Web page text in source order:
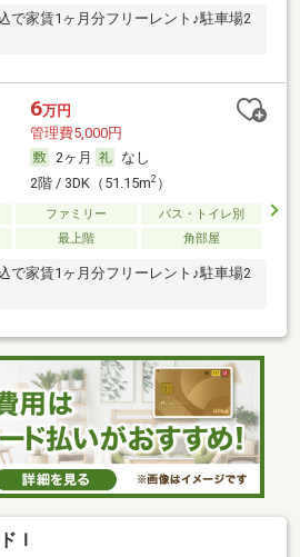
で家賃1ヶ月分フリーレント♪駐車場2
6万円
管理費5,000円
2ヶ月
なし
2階 / 3DK（51.15m2）
ファミリー
バス・トイレ別
最上階 角部屋
で家賃1ヶ月分フリーレント♪駐車場2
Ｉ